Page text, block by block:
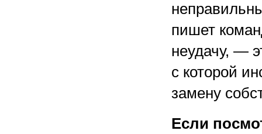
пишет
неудачу, —
с которой
замену
Если